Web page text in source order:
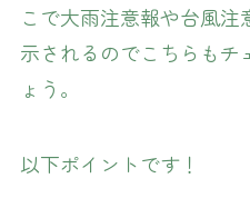
こで大雨注意報や台風
示されるのでこちらもチ
ょう。
以下ポイントです！